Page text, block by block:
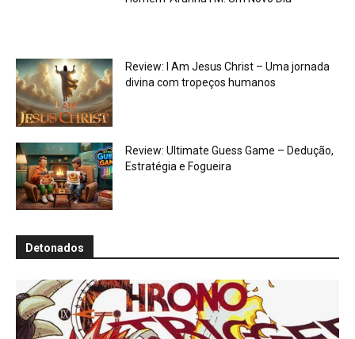
Review: I Am Jesus Christ – Uma jornada
divina com tropeços humanos
Review: Ultimate Guess Game – Dedução,
Estratégia e Fogueira
Detonados